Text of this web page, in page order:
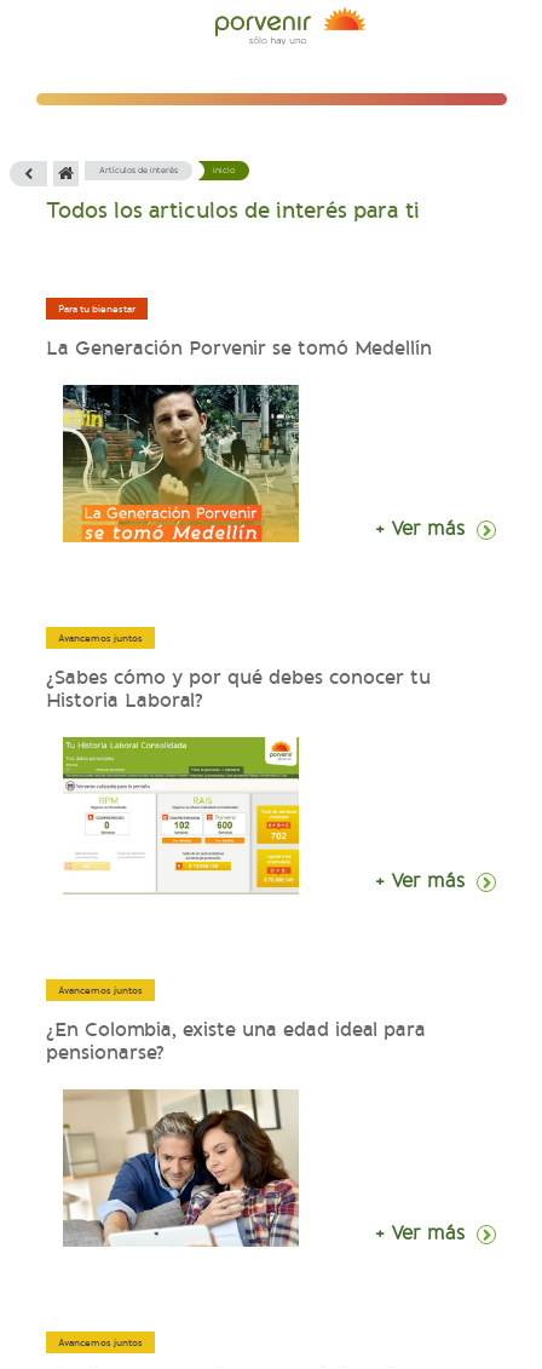
Artículos de interés inicio
Todos los articulos de interés para ti
Para tu bienestar
La Generación Porvenir se tomó Medellín
+ Ver más
Avancemos juntos
¿Sabes cómo y por qué debes conocer tu
Historia Laboral?
+ Ver más
Avancemos juntos
¿En Colombia, existe una edad ideal para
pensionarse?
+ Ver más
Avancemos juntos